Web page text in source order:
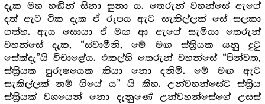
දැක මහ හඬින් සිනා සුනා ය. තෙරුන් වහන්සේ ඇගේ
දත් ඇට ටික දැක ඒ රූපය ඇට සැකිල්ලක් සේ සලකා
ගත්හ. ඇය සොයා ඒ මඟ ආ ඇගේ සැමියා තෙරුන්
වහන්සේ දැක, “ස්වාමීනි, මේ මඟ ස්ත්‍රියක යනු දුටු
සේක්දැ”යි විචාළේය. එකල්හි තෙරුන් වහන්සේ “පින්වත,
ස්ත්‍රියක පුරුෂයෙක කියා නො දනිමි. මේ මඟ ඇට
සැකිල්ලක් නම් ගියේ ය” යි කීහ. උන්වහන්සේට ස්ත්‍රිය
ස්ත්‍රියක් වශයෙන් නො දැනුණේ උන්වහන්සේගේ උසස්